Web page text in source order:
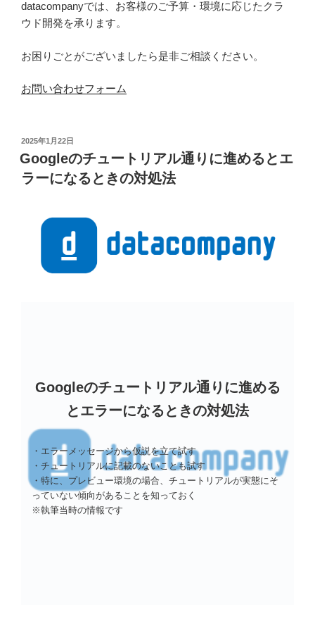
datacompanyでは、お客様のご予算・環境に応じたクラ
ウド開発を承ります。
お困りごとがございましたら是非ご相談ください。
お問い合わせフォーム
投
稿
日:
2025年1月22日
Googleのチュートリアル通りに進めるとエ
ラーになるときの対処法
Googleのチュートリアル通りに進める
とエラーになるときの対処法
・エラーメッセージから仮説を立て試す
・チュートリアルに記載のないことも試す
・特に、プレビュー環境の場合、チュートリアルが実態にそ
っていない傾向があることを知っておく
※執筆当時の情報です